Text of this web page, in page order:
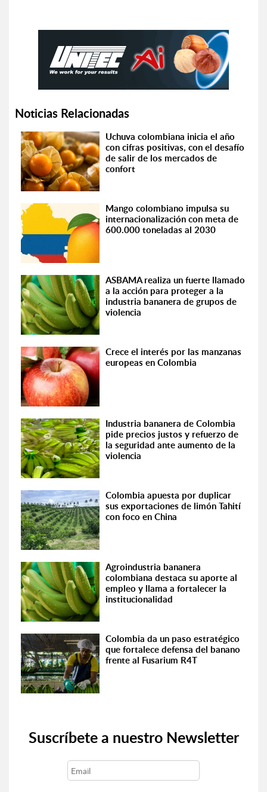
Noticias Relacionadas
Uchuva colombiana inicia el año
con cifras positivas, con el desafío
de salir de los mercados de
confort
Mango colombiano impulsa su
internacionalización con meta de
600.000 toneladas al 2030
ASBAMA realiza un fuerte llamado
a la acción para proteger a la
industria bananera de grupos de
violencia
Crece el interés por las manzanas
europeas en Colombia
Industria bananera de Colombia
pide precios justos y refuerzo de
la seguridad ante aumento de la
violencia
Colombia apuesta por duplicar
sus exportaciones de limón Tahití
con foco en China
Agroindustria bananera
colombiana destaca su aporte al
empleo y llama a fortalecer la
institucionalidad
Colombia da un paso estratégico
que fortalece defensa del banano
frente al Fusarium R4T
Suscríbete a nuestro Newsletter